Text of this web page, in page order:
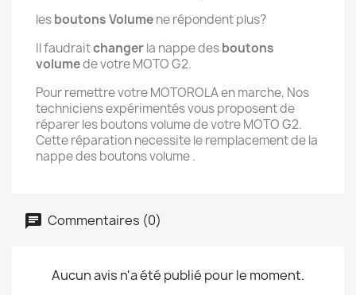
lesboutons Volumene répondent plus?
Il faudraitchangerla nappe desboutons
volumede votre MOTO G2.
Pour remettre votre MOTOROLA en marche, Nos
techniciens expérimentés vous proposent de
réparer les boutons volume de votre MOTO G2.
Cette réparation necessite le remplacement de la
nappe des boutons volume .
Commentaires (0)
Aucun avis n'a été publié pour le moment.